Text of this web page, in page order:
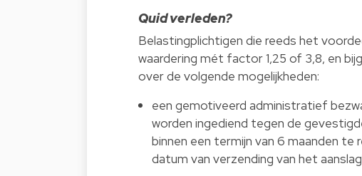
Quid verleden?
Belastingplichtigen die reeds het
waardering mét factor 1,25 of 3,8, en
over de volgende mogelijkheden:
een gemotiveerd administratief
worden ingediend tegen de
binnen een termijn van 6 maanden te
datum van verzending van het